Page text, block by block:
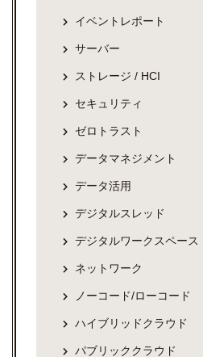
イベントレポート
サーバー
ストレージ / HCI
セキュリティ
ゼロトラスト
データマネジメント
データ活用
デジタルスレッド
デジタルワークスペース
ネットワーク
ノーコード/ローコード
ハイブリッドクラウド
パブリッククラウド